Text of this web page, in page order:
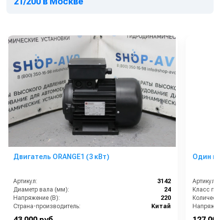
Двигатель ORANGE1 (3 кВт)
Артикул:
3142
Диаметр вала (мм):
24
Напряжение (В):
220
Страна-производитель:
Китай
Мощность (кВт):
Один
Артикул:
Класс